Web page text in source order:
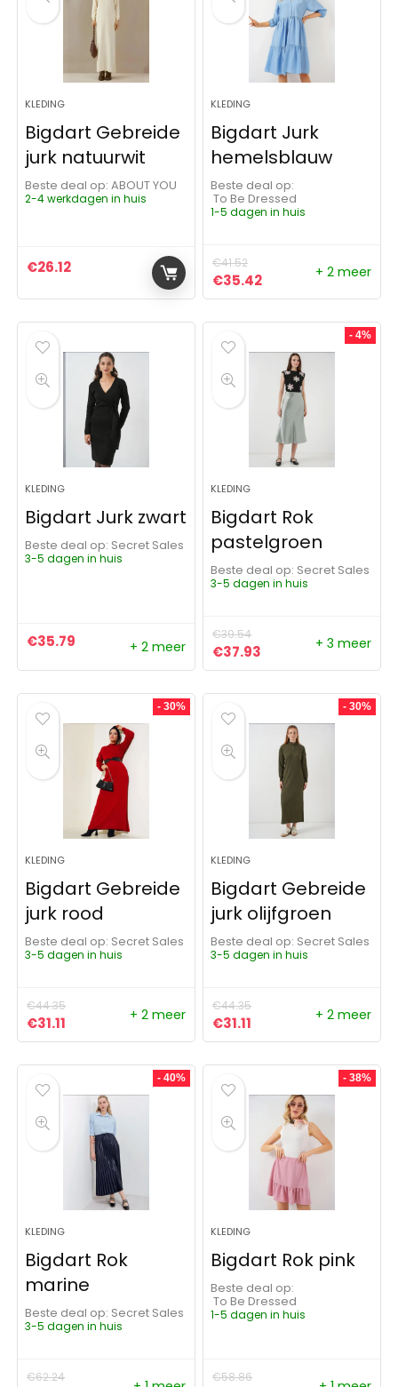
KLEDING
Bigdart Gebreide
jurk natuurwit
Beste deal op:
ABOUT YOU
2-4 werkdagen in huis
€26.12
KLEDING
Bigdart Jurk
hemelsblauw
Beste deal op:
To Be Dressed
1-5 dagen in huis
€41.52
Oorspronkelijke prijs was:
€35.42Huidige prijs is:
+ 2 meer
KLEDING
Bigdart Jurk zwart
Beste deal op:
Secret Sales
3-5 dagen in huis
€35.79 + 2 meer
- 4%
KLEDING
Bigdart Rok
pastelgroen
Beste deal op:
Secret Sales
3-5 dagen in huis
€39.54
Oorspronkelijke prijs
€37.93 Huidige prijs is:
+ 3 meer
- 30%
KLEDING
Bigdart Gebreide
jurk rood
Beste deal op:
Secret Sales
3-5 dagen in huis
€44.35
Oorspronkelijke prijs was: €44.35.
€31.11 Huidige prijs is: €31.11.
+ 2 meer
- 30%
KLEDING
Bigdart Gebreide
jurk olijfgroen
Beste deal op:
Secret Sales
3-5 dagen in huis
€44.35
Oorspronkelijke prijs
€31.11 Huidige prijs is:
+ 2 meer
- 40%
KLEDING
Bigdart Rok
marine
Beste deal op:
Secret Sales
3-5 dagen in huis
€62.24
- 38%
KLEDING
Bigdart Rok pink
Beste deal op:
To Be Dressed
1-5 dagen in huis
€58.86